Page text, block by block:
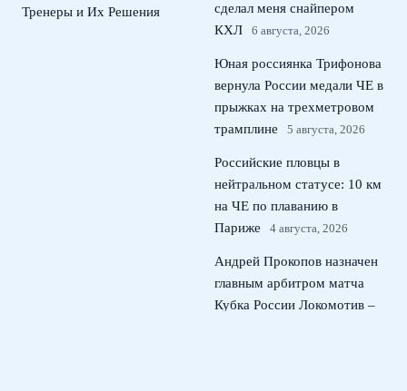
Тренеры и Их Решения
сделал меня снайпером
КХЛ
6 августа, 2026
Юная россиянка Трифонова
вернула России медали ЧЕ в
прыжках на трехметровом
трамплине
5 августа, 2026
Российские пловцы в
нейтральном статусе: 10 км
на ЧЕ по плаванию в
Париже
4 августа, 2026
Андрей Прокопов назначен
главным арбитром матча
Кубка России Локомотив –